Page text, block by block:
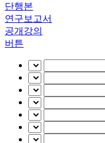
단행본
연구보고서
공개강의
버튼